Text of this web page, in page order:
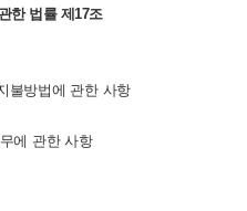
한 법률 제17조
불방법에 관한 사항
에 관한 사항